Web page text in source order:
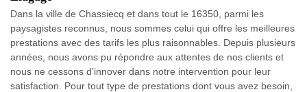
Dans la ville de Chassiecq et dans tout le 16350, parmi les
paysagistes reconnus, nous sommes celui qui offre les meilleures
prestations avec des tarifs les plus raisonnables. Depuis plusieurs
années, nous avons pu répondre aux attentes de nos clients et
nous ne cessons d’innover dans notre intervention pour leur
satisfaction. Pour tout type de prestations dont vous avez besoin,